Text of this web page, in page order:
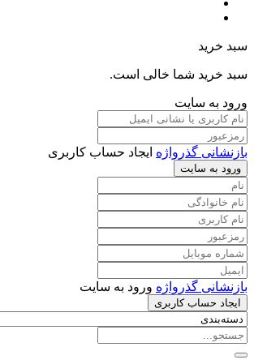
سبد خرید
سبد خرید شما خالی است.
ورود به سایت
بازنشانی گذرواژه ایجاد حساب کاربری
ورود به سایت
بازنشانی گذرواژه ورود به سایت
ایجاد حساب کاربری